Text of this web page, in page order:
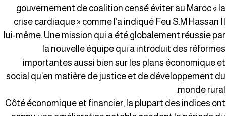
gouvernement de coalition censé éviter au Maroc «
crise cardiaque » comme l’a indiqué Feu S.M Hassan
lui-même. Une mission qui a été globalement réussie
la nouvelle équipe qui a introduit des
importantes aussi bien sur les plans économique
social qu’en matière de justice et de développement
monde
Côté économique et financier, la plupart des indices